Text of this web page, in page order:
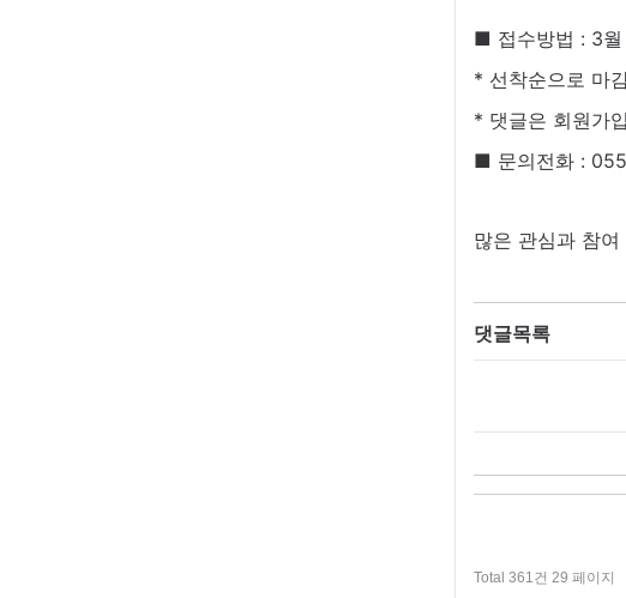
■ 접수방법 : 3월
* 선착순으로 마
* 댓글은 회원가
■ 문의전화 :
많은 관심과 참
댓글목록
Total 361건 29 페이지